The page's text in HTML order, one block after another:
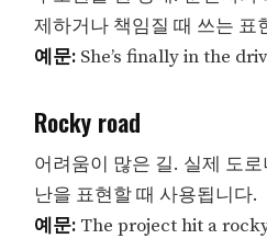
제하거나 책임질 때 쓰는 표
예문: She’s finally in the
Rocky road
어려움이 많은 길. 실제 도
난을 표현할 때 사용됩니다.
예문: The project hit a